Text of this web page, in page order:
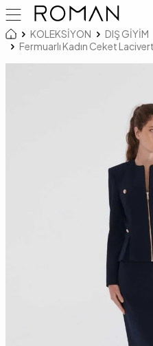
KOLEKSİYON DIŞ GİYİM
Fermuarlı Kadın Ceket Lacivert